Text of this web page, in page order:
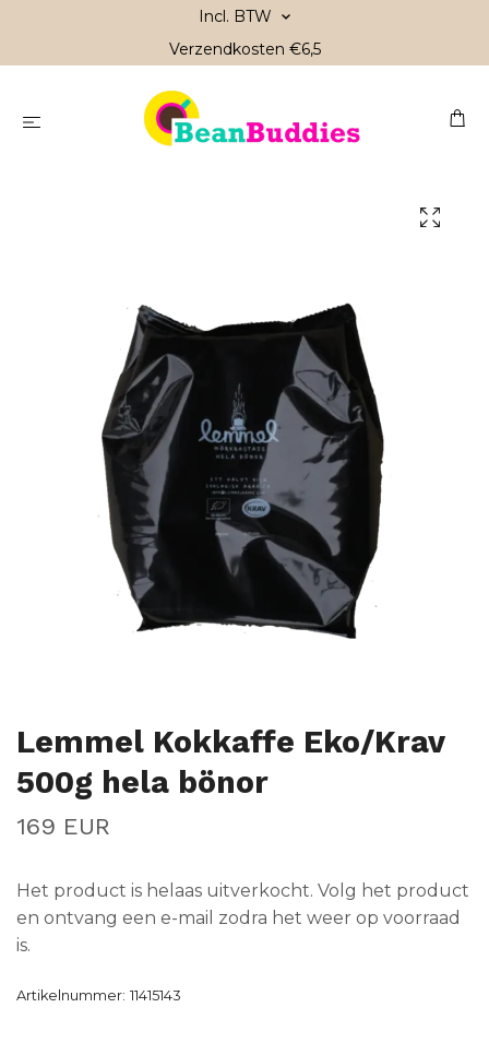
Incl. BTW
Verzendkosten €6,5
Lemmel Kokkaffe Eko/Krav
500g hela bönor
169 EUR
Het product is helaas uitverkocht. Volg het product
en ontvang een e-mail zodra het weer op voorraad
is.
Artikelnummer: 11415143